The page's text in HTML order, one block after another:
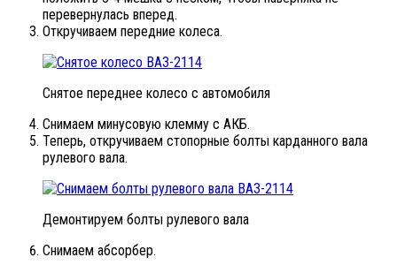
перевернулась вперед.
Откручиваем передние колеса.
Снятое переднее колесо с автомобиля
Снимаем минусовую клемму с АКБ.
Теперь, откручиваем стопорные болты карданного вала
рулевого вала.
Демонтируем болты рулевого вала
Снимаем абсорбер.